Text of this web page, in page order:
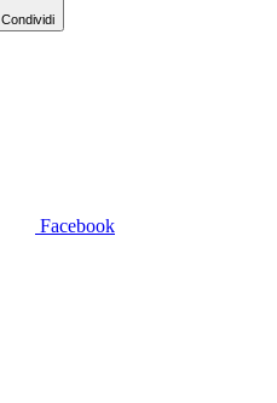
Condividi
Facebook